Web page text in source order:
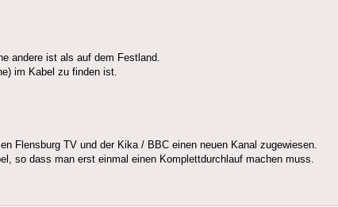
andere ist als auf dem Festland.
im Kabel zu finden ist.
Flensburg TV und der Kika / BBC einen neuen Kanal zugewiesen.
so dass man erst einmal einen Komplettdurchlauf machen muss.